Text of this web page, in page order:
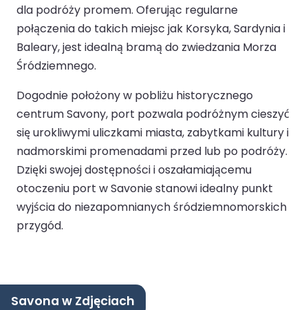
dla podróży promem. Oferując regularne
połączenia do takich miejsc jak Korsyka, Sardynia i
Baleary, jest idealną bramą do zwiedzania Morza
Śródziemnego.
Dogodnie położony w pobliżu historycznego
centrum Savony, port pozwala podróżnym cieszyć
się urokliwymi uliczkami miasta, zabytkami kultury i
nadmorskimi promenadami przed lub po podróży.
Dzięki swojej dostępności i oszałamiającemu
otoczeniu port w Savonie stanowi idealny punkt
wyjścia do niezapomnianych śródziemnomorskich
przygód.
Savona w Zdjęciach